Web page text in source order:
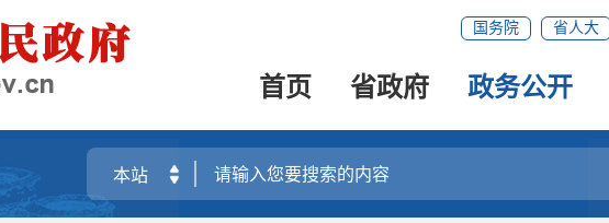
国务院 省人大
首页 省政府 政务公开